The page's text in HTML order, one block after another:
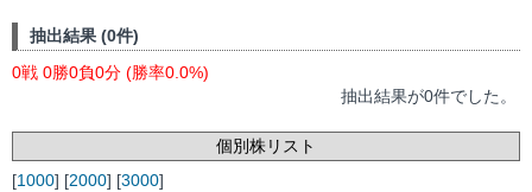
抽出結果 (0件)
0戦 0勝0負0分 (勝率0.0%)
抽出結果が0件でした。
個別株リスト
[1000] [2000] [3000]